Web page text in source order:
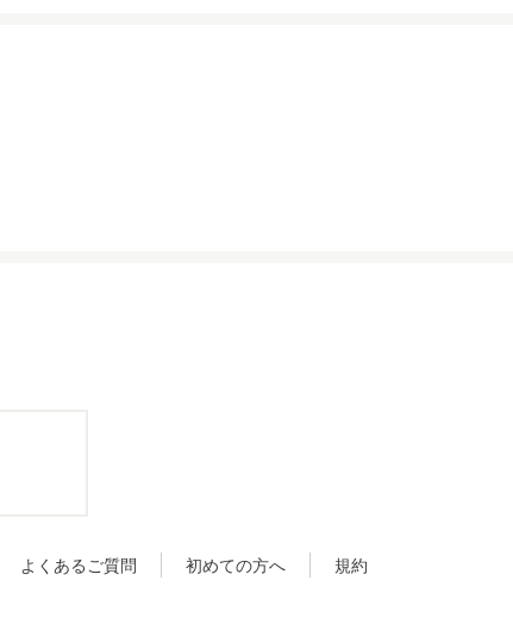
よくあるご質問 初めての方へ 規約